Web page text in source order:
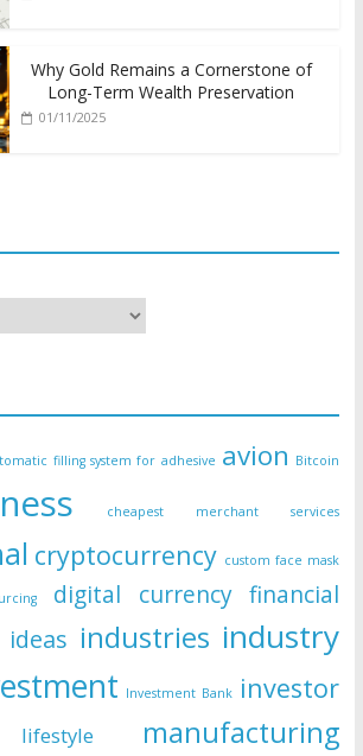
Why Gold Remains a Cornerstone of
Long-Term Wealth Preservation
01/11/2025
filling system for adhesive avion Bitcoin
cheapest merchant services
cryptocurrency custom face mask
digital currency financial
ideas industries industry
Investment Bank investor
lifestyle manufacturing